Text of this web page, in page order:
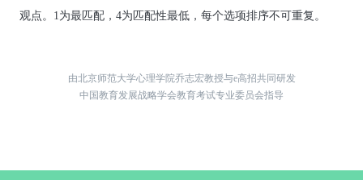
观点。1为最匹配，4为匹配性最低，每个选项排序不可重复。
由北京师范大学心理学院乔志宏教授与e高招共同研发
中国教育发展战略学会教育考试专业委员会指导